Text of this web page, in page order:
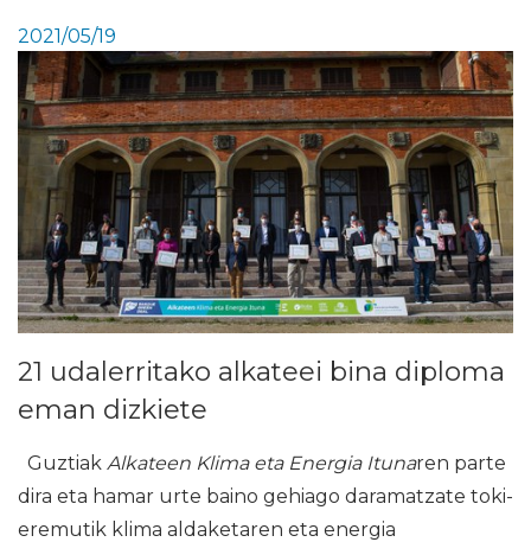
2021/05/19
21 udalerritako alkateei bina diploma
eman dizkiete
Guztiak Alkateen Klima eta Energia Itunaren parte
dira eta hamar urte baino gehiago daramatzate toki-
eremutik klima aldaketaren eta energia